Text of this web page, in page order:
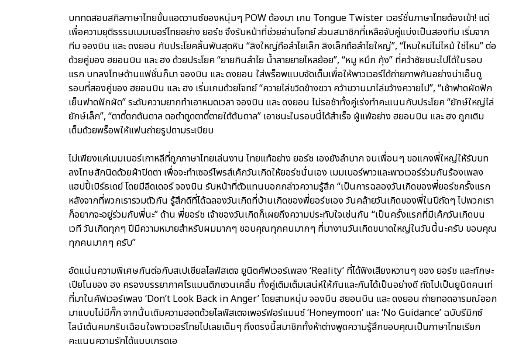
บททดสอบสกิลภาษาไทยขั้นแอดวานซ์ของหนุ่มๆ POW ต้องมา เกม Tongue Twister เวอร์ชั่นภาษาไทยต้องเข้า! แต่
เพื่อความยุติธรรมเมมเบอร์ไทยอย่าง ยอร์ช จึงรับหน้าที่ช่วยอ่านโจทย์ ส่วนสมาชิกที่เหลือจับคู่แบ่งเป็นสองทีม เริ่มจาก
ทีม จองบิน และ ดงยอน กับประโยคลิ้นพันสุดหิน “ลิงใหญ่ถือลำไยเล็ก ลิงเล็กถือลำไยใหญ่”, “ไหมใหม่ไม่ไหม้ ใช่ไหม” ต่อ
ด้วยคู่ของ ฮยอนบิน และ ฮง ด้วยประโยค “ยายกินลำไย น้ำลายยายไหลย้อย”, “หมู หมึก กุ้ง” ที่คว้าชัยชนะไปได้ในรอบ
แรก บทลงโทษด้านแฟชั่นก็มา จองบิน และ ดงยอน ใส่พร็อพแบบจัดเต็มเพื่อให้พาวเวอร์ได้ถ่ายภาพกันอย่างน่าเอ็นดู
รอบที่สองคู่ของ ฮยอนบิน และ ฮง เริ่มเกมด้วยโจทย์ “ควายไล่ขวิดข้างขวา คว้าขวานมาไล่ขว้างควายไป”, “เช้าฟาดผัดฟัก
เย็นฟาดฟักผัด” ระดับความยากทำเอาหมดเวลา จองบิน และ ดงยอน ไม่รอช้าทั้งคู่เร่งทำคะแนนกับประโยค “ยักษ์ใหญ่ไล่
ยักษ์เล็ก”, “ตาตี๋ตกต้นตาล ตอตำตูดตาตี๋ตายใต้ต้นตาล” เอาชนะในรอบนี้ได้สำเร็จ ผู้แพ้อย่าง ฮยอนบิน และ ฮง ถูกเติม
เต็มด้วยพร็อพให้แฟนถ่ายรูปตามระเบียบ
ไม่เพียงแค่เมมเบอร์เกาหลีที่ถูกภาษาไทยเล่นงาน ไทยแท้อย่าง ยอร์ช เองยังลำบาก จนเพื่อนๆ ขอแกงพี่ใหญ่ให้รับบท
ลงโทษสักนิดด้วยผ้าปิดตา เพื่อจะทำเซอร์ไพรส์เค้กวันเกิดให้ยอร์ชนั่นเอง เมมเบอร์พาวและพาวเวอร์ร่วมกันร้องเพลง
แฮปปี้เบิร์ธเดย์ โดยมีลีดเดอร์ จองบิน รับหน้าที่ตัวแทนบอกกล่าวความรู้สึก “เป็นการฉลองวันเกิดของพี่ยอร์ชครั้งแรก
หลังจากที่พวกเรารวมตัวกัน รู้สึกดีที่ได้ฉลองวันเกิดที่บ้านเกิดของพี่ยอร์ชเอง วันคล้ายวันเกิดของพี่ในปีถัดๆ ไปพวกเรา
ก็อยากจะอยู่ร่วมกับพี่นะ” ด้าน พี่ยอร์ช เจ้าของวันเกิดก็เผยถึงความประทับใจเช่นกัน “เป็นครั้งแรกที่มีเค้กวันเกิดบน
เวที วันเกิดทุกๆ ปีมีความหมายสำหรับผมมากๆ ขอบคุณทุกคนมากๆ ที่มางานวันเกิดขนาดใหญ่ในวันนี้นะครับ ขอบคุณ
ทุกคนมากๆ ครับ”
อัดแน่นความพิเศษกันต่อกับสเปเชียลไลฟ์สเตจ ยูนิตคัฟเวอร์เพลง ‘Reality’ ที่ได้ฟังเสียงหวานๆ ของ ยอร์ช และทักษะ
เปียโนของ ฮง ครองบรรยากาศโรแมนติกชวนเคลิ้ม ทั้งคู่เติมเต็มเสน่ห์ให้กันและกันได้เป็นอย่างดี ถัดไปเป็นยูนิตคนเท่
ที่มาในคัฟเวอร์เพลง ‘Don’t Look Back in Anger’ โดยสามหนุ่ม จองบิน ฮยอนบิน และ ดงยอน ถ่ายทอดอารมณ์ออก
มาแบบไม่มีกั๊ก จากนั้นเติมความฮอตด้วยไลฟ์สเตจเพอร์ฟอร์แมนซ์ ‘Honeymoon’ และ ‘No Guidance’ ฉบับรีมิกซ์
ไลน์เต้นคมกริบเฉือนใจพาวเวอร์ไทยไปเลยเต็มๆ ถึงตรงนี้สมาชิกทั้งห้าต่างพูดความรู้สึกขอบคุณเป็นภาษาไทยเรียก
คะแนนความรักได้แบบเกรดเอ